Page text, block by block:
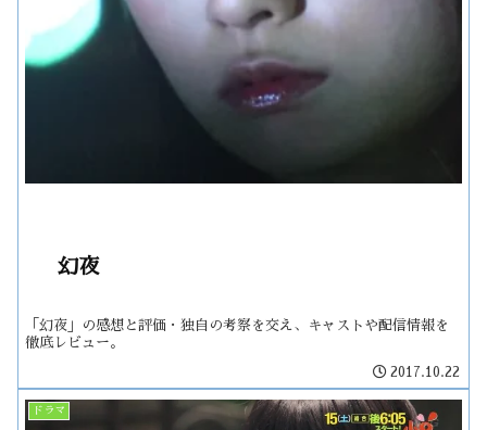
幻夜
「幻夜」の感想と評価・独自の考察を交え、キャストや配信情報を
徹底レビュー。
2017.10.22
ドラマ